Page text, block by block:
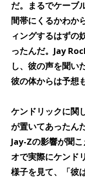
だ。まるでケーブ
間帯にくるかわか
ィングするはずの
ったんだ。Jay
し、彼の声を聞い
彼の体からは予想
ケンドリックに関
が置いてあったん
Jay-Zの影響が聞
オで実際にケンド
様子を見て、「彼